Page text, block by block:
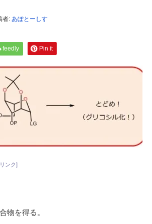
者: あぽとーしす
feedly Pin it
ンク]
物を得る。